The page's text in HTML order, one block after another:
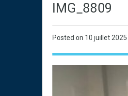
IMG_8809
Posted on 10 juillet 2025